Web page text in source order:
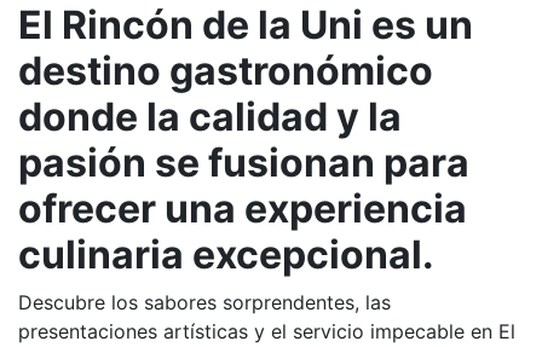
El Rincón de la Uni es un
destino gastronómico
donde la calidad y la
pasión se fusionan para
ofrecer una experiencia
culinaria excepcional.
Descubre los sabores sorprendentes, las
presentaciones artísticas y el servicio impecable en El